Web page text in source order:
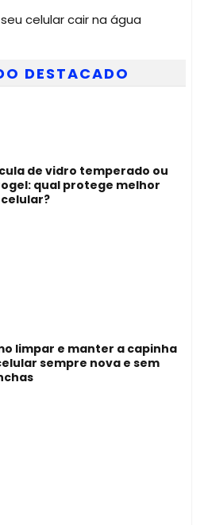
celular cair na água
DESTACADO
de vidro temperado ou
qual protege melhor
limpar e manter a capinha
sempre nova e sem